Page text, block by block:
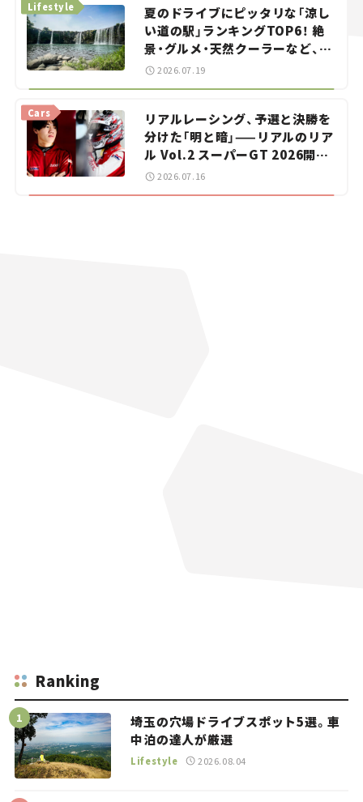
夏のドライブにピッタリな「涼し
い道の駅」ランキングTOP6！ 絶
景・グルメ・天然クーラーなど、避
暑におすすめのスポットを紹介
【道の駅マニアの推し駅ガイド】
Lifestyle
2026.07.19
リアルレーシング、予選と決勝を
分けた「明と暗」——リアルのリア
ル Vol.2 スーパーGT 2026開幕
戦 岡山国際サーキット
Cars
2026.07.16
Ranking
埼玉の穴場ドライブスポット5選。車
中泊の達人が厳選
Lifestyle 2026.08.04